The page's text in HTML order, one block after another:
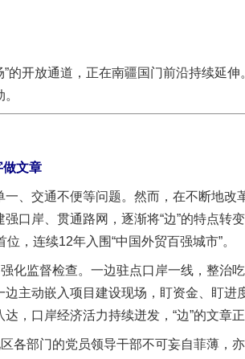
开放通道，正在南疆国门前沿持续延伸
做文章
交通不便等问题。然而，在不断地改
口岸、贯通路网，逐渐将“边”的特点转
，连续12年入围“中国外贸百强城市”。
监督检查。一边驻点口岸一线，整治
主动嵌入项目建设现场，盯资金、盯进
，口岸经济活力持续迸发，“边”的文章正
部门的党员领导干部不可妄自菲薄，
保障 让核能赋能